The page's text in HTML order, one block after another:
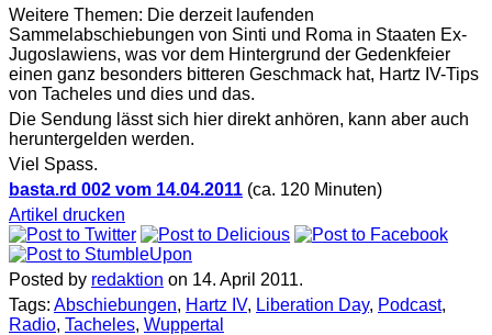
Weitere Themen: Die derzeit laufenden
Sammelabschiebungen von Sinti und Roma in Staaten Ex-
Jugoslawiens, was vor dem Hintergrund der Gedenkfeier
einen ganz besonders bitteren Geschmack hat, Hartz IV-Tips
von Tacheles und dies und das.
Die Sendung lässt sich hier direkt anhören, kann aber auch
heruntergelden werden.
Viel Spass.
basta.rd 002 vom 14.04.2011 (ca. 120 Minuten)
Artikel drucken
Posted by redaktion on 14. April 2011.
Tags: Abschiebungen, Hartz IV, Liberation Day, Podcast,
Radio, Tacheles, Wuppertal